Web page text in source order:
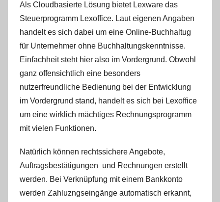
Als Cloudbasierte Lösung bietet Lexware das
Steuerprogramm Lexoffice. Laut eigenen Angaben
handelt es sich dabei um eine Online-Buchhaltug
für Unternehmer ohne Buchhaltungskenntnisse.
Einfachheit steht hier also im Vordergrund. Obwohl
ganz offensichtlich eine besonders
nutzerfreundliche Bedienung bei der Entwicklung
im Vordergrund stand, handelt es sich bei Lexoffice
um eine wirklich mächtiges Rechnungsprogramm
mit vielen Funktionen.
Natürlich können rechtssichere Angebote,
Auftragsbestätigungen und Rechnungen erstellt
werden. Bei Verknüpfung mit einem Bankkonto
werden Zahluzngseingänge automatisch erkannt,